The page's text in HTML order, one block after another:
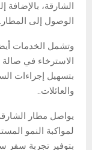
الشارقة،
الوصول إلى المطار.
وتشمل الخدمات
الاسترخاء في
بتسهيل إجراءات
والعائلات..
يواصل مطار
لمواكبة النمو
بتوفير تجربة سفر